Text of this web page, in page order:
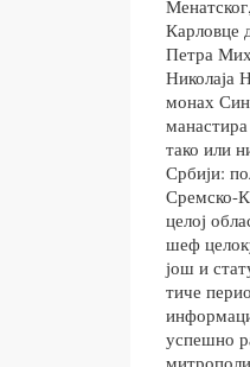
Карловце
Петра
Николаја
монах
тако или
Србији:
Сремско-
целој
шеф
још и
тиче
успешно